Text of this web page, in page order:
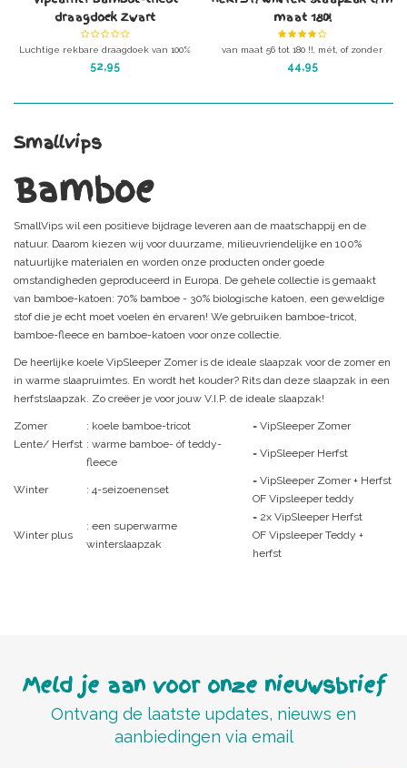
draagdoek Zwart
Luchtige rekbare draagdoek van 100%
natuurlijke bamboe-tricot.
52,95
maat 180!
van maat 56 tot 180 !!, mét, of zonder
EXTRA bamboe binnenzak.
44,95
Smallvips
Bamboe
SmallVips wil een positieve bijdrage leveren aan de maatschappij en de
natuur. Daarom kiezen wij voor duurzame, milieuvriendelijke en 100%
natuurlijke materialen en worden onze producten onder goede
omstandigheden geproduceerd in Europa. De gehele collectie is gemaakt
van bamboe-katoen: 70% bamboe - 30% biologische katoen, een geweldige
stof die je echt moet voelen én ervaren! We gebruiken bamboe-tricot,
bamboe-fleece en bamboe-katoen voor onze collectie.
De heerlijke koele VipSleeper Zomer is de ideale slaapzak voor de zomer en
in warme slaapruimtes. En wordt het kouder? Rits dan deze slaapzak in een
herfstslaapzak. Zo creëer je voor jouw V.I.P. de ideale slaapzak!
Zomer : koele bamboe-tricot
= VipSleeper Zomer
Lente/ Herfst : warme bamboe- óf teddy-
fleece
= VipSleeper Herfst
Winter : 4-seizoenenset
= VipSleeper Zomer + Herfst
OF Vipsleeper teddy
Winter plus
: een superwarme
winterslaapzak
= 2x VipSleeper Herfst
OF Vipsleeper Teddy +
herfst
Meld je aan voor onze nieuwsbrief
Ontvang de laatste updates, nieuws en
aanbiedingen via email